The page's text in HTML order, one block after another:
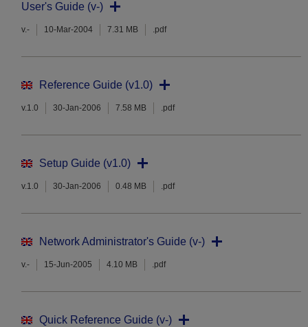
User's Guide (v-)
v.- 10-Mar-2004 7.31 MB .pdf
Reference Guide (v1.0)
v.1.0 30-Jan-2006 7.58 MB .pdf
Setup Guide (v1.0)
v.1.0 30-Jan-2006 0.48 MB .pdf
Network Administrator's Guide (v-)
v.- 15-Jun-2005 4.10 MB .pdf
Quick Reference Guide (v-)